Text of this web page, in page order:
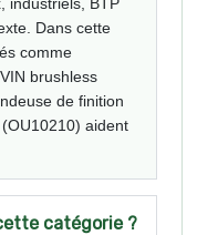
Dans cette
comme
brushless
de finition
aident
catégorie ?